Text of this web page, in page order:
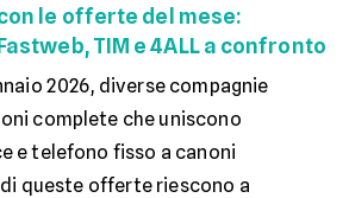
le offerte del mese:
TIM e 4ALL a confronto
2026, diverse compagnie
complete che uniscono
e telefono fisso a canoni
queste offerte riescono a